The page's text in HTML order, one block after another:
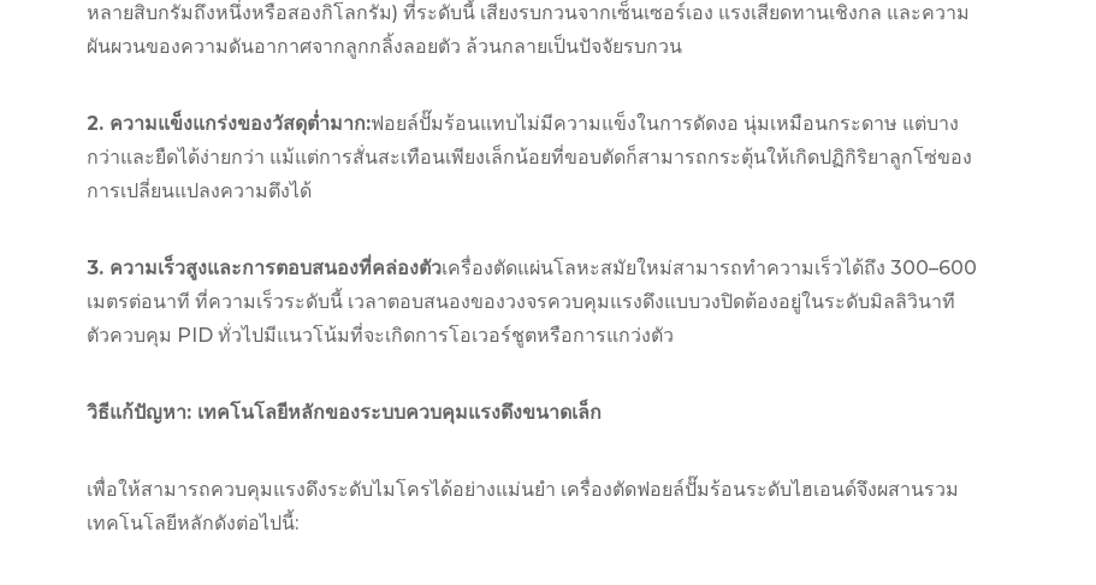
หลายสิบกรัมถึงหนึ่งหรือสองกิโลกรัม) ที่ระดับนี้ เสียงรบกวนจากเซ็นเซอร์เอง แรงเสียดทานเชิงกล และความ
ผันผวนของความดันอากาศจากลูกกลิ้งลอยตัว ล้วนกลายเป็นปัจจัยรบกวน
2. ความแข็งแกร่งของวัสดุต่ำมาก:ฟอยล์ปั๊มร้อนแทบไม่มีความแข็งในการดัดงอ นุ่มเหมือนกระดาษ แต่บาง
กว่าและยืดได้ง่ายกว่า แม้แต่การสั่นสะเทือนเพียงเล็กน้อยที่ขอบตัดก็สามารถกระตุ้นให้เกิดปฏิกิริยาลูกโซ่ของ
การเปลี่ยนแปลงความตึงได้
3. ความเร็วสูงและการตอบสนองที่คล่องตัวเครื่องตัดแผ่นโลหะสมัยใหม่สามารถทำความเร็วได้ถึง 300–600
เมตรต่อนาที ที่ความเร็วระดับนี้ เวลาตอบสนองของวงจรควบคุมแรงดึงแบบวงปิดต้องอยู่ในระดับมิลลิวินาที
ตัวควบคุม PID ทั่วไปมีแนวโน้มที่จะเกิดการโอเวอร์ชูตหรือการแกว่งตัว
วิธีแก้ปัญหา: เทคโนโลยีหลักของระบบควบคุมแรงดึงขนาดเล็ก
เพื่อให้สามารถควบคุมแรงดึงระดับไมโครได้อย่างแม่นยำ เครื่องตัดฟอยล์ปั๊มร้อนระดับไฮเอนด์จึงผสานรวม
เทคโนโลยีหลักดังต่อไปนี้: